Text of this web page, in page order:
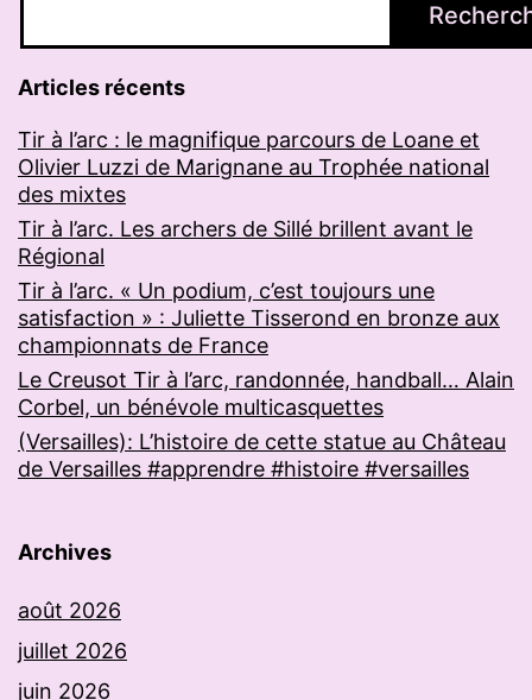
Articles récents
Tir à l’arc : le magnifique parcours de Loane et
Olivier Luzzi de Marignane au Trophée national
des mixtes
Tir à l’arc. Les archers de Sillé brillent avant le
Régional
Tir à l’arc. « Un podium, c’est toujours une
satisfaction » : Juliette Tisserond en bronze aux
championnats de France
Le Creusot Tir à l’arc, randonnée, handball… Alain
Corbel, un bénévole multicasquettes
(Versailles): L’histoire de cette statue au Château
de Versailles #apprendre #histoire #versailles
Archives
août 2026
juillet 2026
juin 2026